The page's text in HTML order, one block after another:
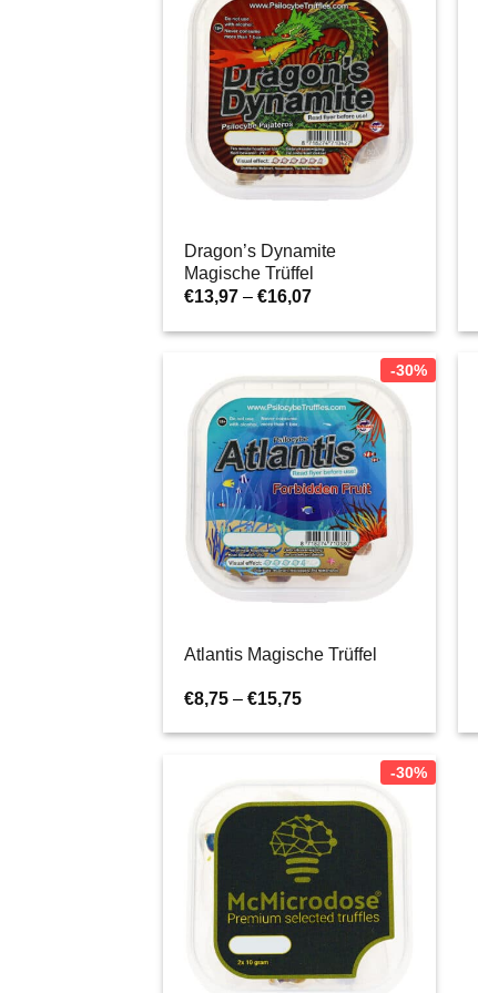
Dragon’s Dynamite
Magische Trüffel
€13,97 – €16,07Preisspanne:
bis
-30%
Atlantis Magische Trüffel
€8,75 – €15,75Preisspanne:
bis
-30%